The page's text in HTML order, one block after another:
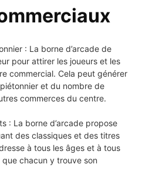
: La borne d’arcade de
pour attirer les joueurs et les
commercial. Cela peut générer
et du nombre de
commerces du centre.
: La borne d’arcade propose
des classiques et des titres
à tous les âges et à tous
chacun y trouve son